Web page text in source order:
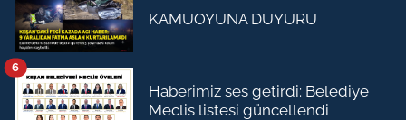
KAMUOYUNA DUYURU
Haberimiz ses getirdi: Belediye
Meclis listesi güncellendi
6